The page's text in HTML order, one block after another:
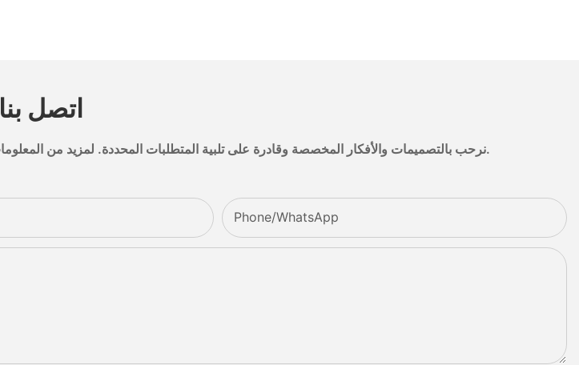
اتصل بنا
نرحب بالتصميمات والأفكار المخصصة وقادرة على تلبية المتطلبات المحددة. لمزيد من المعلومات، يرجى زيارة الموقع الإلكتروني أو الاتصال بنا مباشرة مع أسئلة أو استفسارات.
Phone/whatsApp